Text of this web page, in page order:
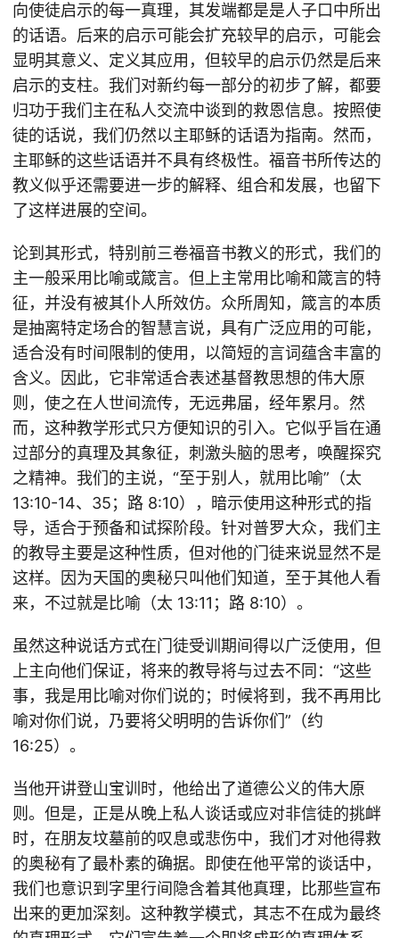
向使徒启示的每一真理，其发端都是是人子口中所出
的话语。后来的启示可能会扩充较早的启示，可能会
显明其意义、定义其应用，但较早的启示仍然是后来
启示的支柱。我们对新约每一部分的初步了解，都要
归功于我们主在私人交流中谈到的救恩信息。按照使
徒的话说，我们仍然以主耶稣的话语为指南。然而，
主耶稣的这些话语并不具有终极性。福音书所传达的
教义似乎还需要进一步的解释、组合和发展，也留下
了这样进展的空间。
论到其形式，特别前三卷福音书教义的形式，我们的
主一般采用比喻或箴言。但上主常用比喻和箴言的特
征，并没有被其仆人所效仿。众所周知，箴言的本质
是抽离特定场合的智慧言说，具有广泛应用的可能，
适合没有时间限制的使用，以简短的言词蕴含丰富的
含义。因此，它非常适合表述基督教思想的伟大原
则，使之在人世间流传，无远弗届，经年累月。然
而，这种教学形式只方便知识的引入。它似乎旨在通
过部分的真理及其象征，刺激头脑的思考，唤醒探究
之精神。我们的主说，“至于别人，就用比喻”（太
13:10-14、35；路 8:10），暗示使用这种形式的指
导，适合于预备和试探阶段。针对普罗大众，我们主
的教导主要是这种性质，但对他的门徒来说显然不是
这样。因为天国的奥秘只叫他们知道，至于其他人看
来，不过就是比喻（太 13:11；路 8:10）。
虽然这种说话方式在门徒受训期间得以广泛使用，但
上主向他们保证，将来的教导将与过去不同：“这些
事，我是用比喻对你们说的；时候将到，我不再用比
喻对你们说，乃要将父明明的告诉你们”（约
16:25）。
当他开讲登山宝训时，他给出了道德公义的伟大原
则。但是，正是从晚上私人谈话或应对非信徒的挑衅
时，在朋友坟墓前的叹息或悲伤中，我们才对他得救
的奥秘有了最朴素的确据。即使在他平常的谈话中，
我们也意识到字里行间隐含着其他真理，比那些宣布
出来的更加深刻。这种教学模式，其志不在成为最终